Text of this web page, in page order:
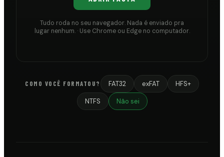
Tudo roda no seu navegador. Nada é enviado pra
lugar nenhum. · Use Chrome ou Edge no computador.
COMO VOCÊ FORMATOU? FAT32 exFAT HFS+
NTFS Não sei